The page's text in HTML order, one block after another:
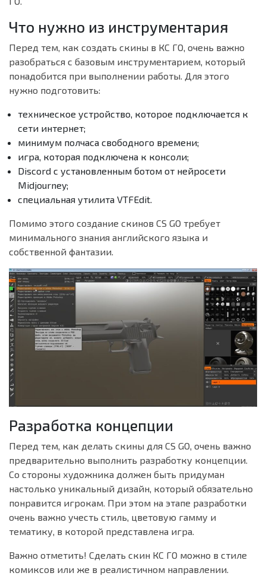
Что нужно из инструментария
Перед тем, как создать скины в КС ГО, очень важно
разобраться с базовым инструментарием, который
понадобится при выполнении работы. Для этого
нужно подготовить:
техническое устройство, которое подключается к
сети интернет;
минимум полчаса свободного времени;
игра, которая подключена к консоли;
Discord с установленным ботом от нейросети
Midjourney;
специальная утилита VTFEdit.
Помимо этого создание скинов CS GO требует
минимального знания английского языка и
собственной фантазии.
Разработка концепции
Перед тем, как делать скины для CS GO, очень важно
предварительно выполнить разработку концепции.
Со стороны художника должен быть придуман
настолько уникальный дизайн, который обязательно
понравится игрокам. При этом на этапе разработки
очень важно учесть стиль, цветовую гамму и
тематику, в которой представлена игра.
Важно отметить! Сделать скин КС ГО можно в стиле
комиксов или же в реалистичном направлении.